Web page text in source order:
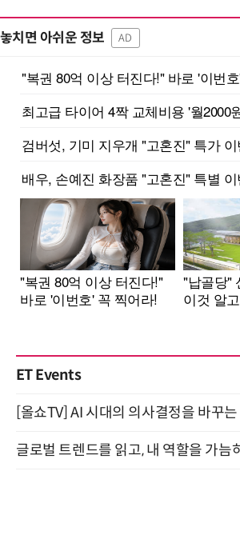
놓치면 아쉬운 정보 AD
ET Events